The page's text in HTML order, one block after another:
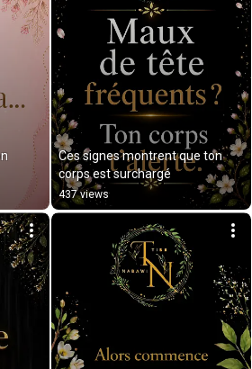
Ces signes montrent que ton
corps est surchargé
437 views